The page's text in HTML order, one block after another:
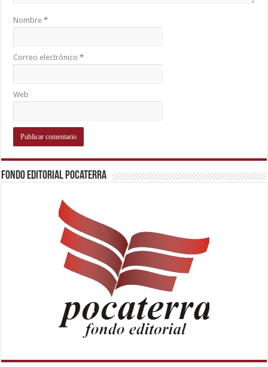
Nombre*
Correo electrónico*
Web
Fondo Editorial Pocaterra